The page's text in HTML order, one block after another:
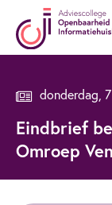
donderdag,
Eindbrief
Omroep